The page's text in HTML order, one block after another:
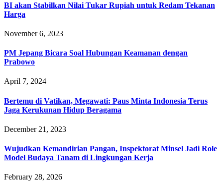
BI akan Stabilkan Nilai Tukar Rupiah untuk Redam Tekanan
Harga
November 6, 2023
PM Jepang Bicara Soal Hubungan Keamanan dengan
Prabowo
April 7, 2024
Bertemu di Vatikan, Megawati: Paus Minta Indonesia Terus
Jaga Kerukunan Hidup Beragama
December 21, 2023
‎Wujudkan Kemandirian Pangan, Inspektorat Minsel Jadi Role
Model Budaya Tanam di Lingkungan Kerja
February 28, 2026